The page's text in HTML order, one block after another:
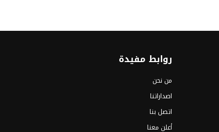
روابط مفيدة
من نحن
اصداراتنا
اتصل بنا
أعلن معنا